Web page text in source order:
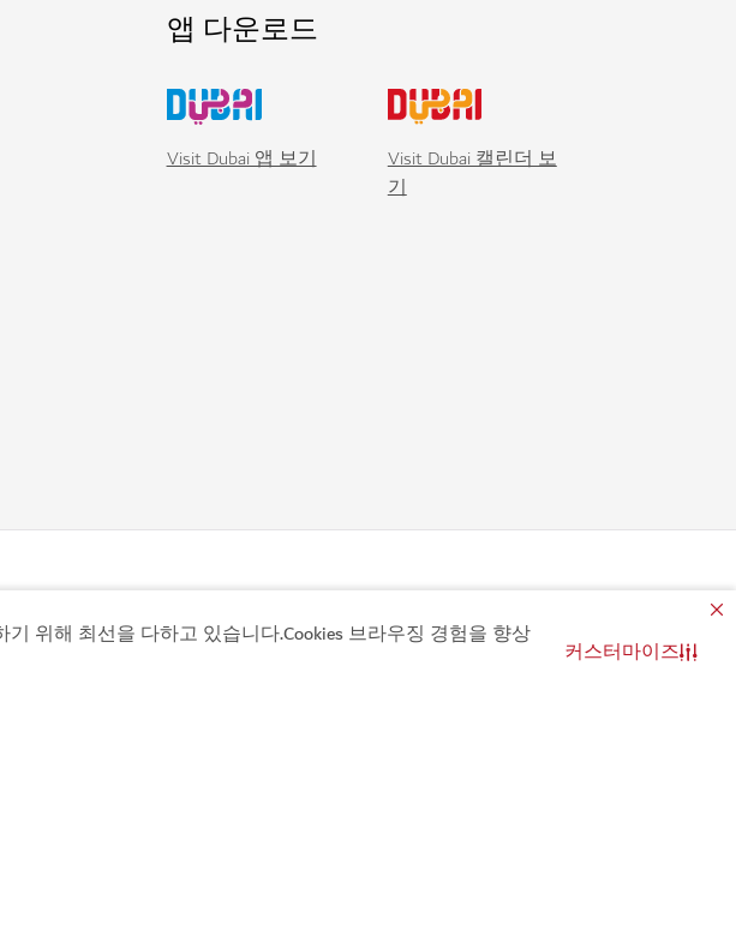
위해 최선을 다하고 있습니다.Cookies 브라우징 경험을 향상
커스터마이즈
앱 다운로드
Visit Dubai 앱 보기
Visit Dubai 캘린더 보
기
유용한 정보
관련 사이트